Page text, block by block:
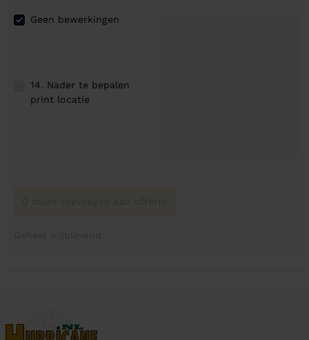
Geen bewerkingen
14. Nader te bepalen
print locatie